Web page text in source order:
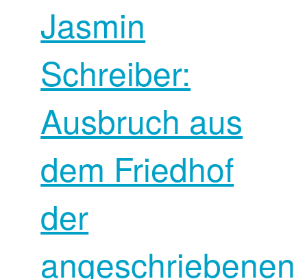
Jasmin
Schreiber:
Ausbruch aus
dem Friedhof
der
angeschriebenen